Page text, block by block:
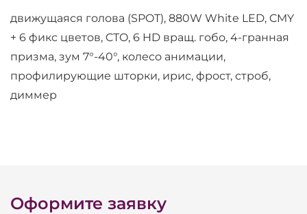
движущаяся голова (SPOT), 880W White LED, CMY
+ 6 фикс цветов, CTO, 6 HD вращ. гобо, 4-гранная
призма, зум 7°-40°, колесо анимации,
профилирующие шторки, ирис, фрост, строб,
диммер
Оформите заявку